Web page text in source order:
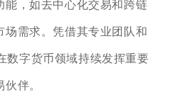
能，如去中心化交易和跨链
场需求。凭借其专业团队和
数字货币领域持续发挥重要
伴。